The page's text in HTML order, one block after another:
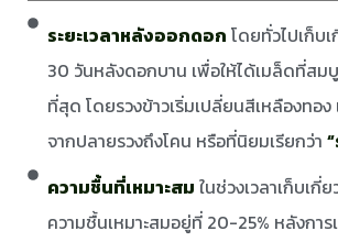
ระยะเวลาหลังออกดอก โดยทั่วไปเก็บ
30 วันหลังดอกบาน เพื่อให้ได้เมล็ดที่ส
ที่สุด โดยรวงข้าวเริ่มเปลี่ยนสีเหลืองทอง
จากปลายรวงถึงโคน หรือที่นิยมเรียกว่า
ความชื้นที่เหมาะสม ในช่วงเวลาเก็บเกี่
ความชื้นเหมาะสมอยู่ที่ 20-25% หลังการ